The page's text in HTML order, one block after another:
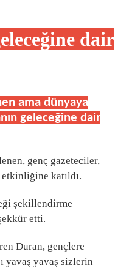
dair
ama dünyaya
geleceğine dair
genç gazeteciler,
katıldı.
şekillendirme
etti.
Duran, gençlere
yavaş yavaş sizlerin